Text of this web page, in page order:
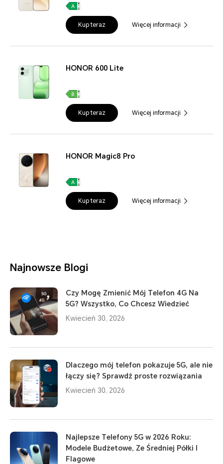
Kup teraz Więcej informacji
HONOR 600 Lite
Kup teraz Więcej informacji
HONOR Magic8 Pro
Kup teraz Więcej informacji
Najnowsze Blogi
Czy Mogę Zmienić Mój Telefon 4G Na
5G? Wszystko, Co Chcesz Wiedzieć
Kwiecień 30, 2026
Dlaczego mój telefon pokazuje 5G, ale nie
łączy się? Sprawdź proste rozwiązania
Kwiecień 30, 2026
Najlepsze Telefony 5G w 2026 Roku:
Modele Budżetowe, Ze Średniej Półki I
Flagowe